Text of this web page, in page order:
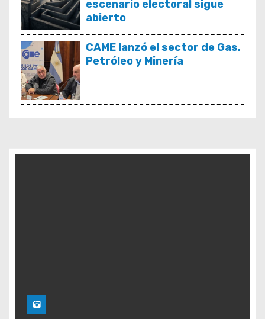
escenario electoral sigue
abierto
CAME lanzó el sector de Gas,
Petróleo y Minería